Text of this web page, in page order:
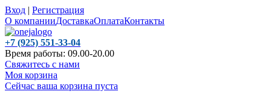
Вход | Регистрация
О компанииДоставкаОплатаКонтакты
+7 (925) 551-33-04
Время работы: 09.00-20.00
Свяжитесь с нами
Моя корзина
Сейчас ваша корзина пуста